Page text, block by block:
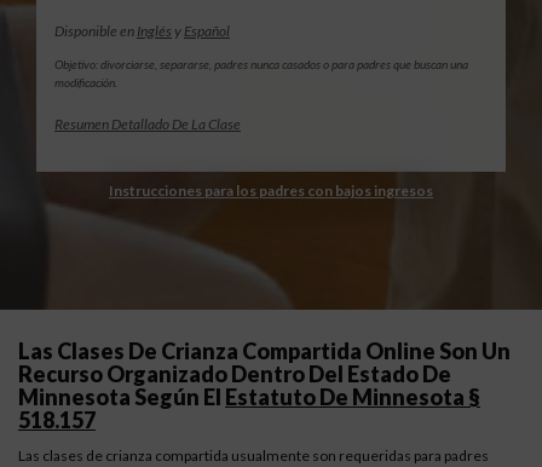
Disponible en Inglés y Español
Objetivo: divorciarse, separarse, padres nunca casados o para padres que buscan una
modificación.
Resumen Detallado De La Clase
Instrucciones para los padres con bajos ingresos
Las Clases De Crianza Compartida Online Son Un
Recurso Organizado Dentro Del Estado De
Minnesota Según El Estatuto De Minnesota §
518.157
Las clases de crianza compartida usualmente son requeridas para padres